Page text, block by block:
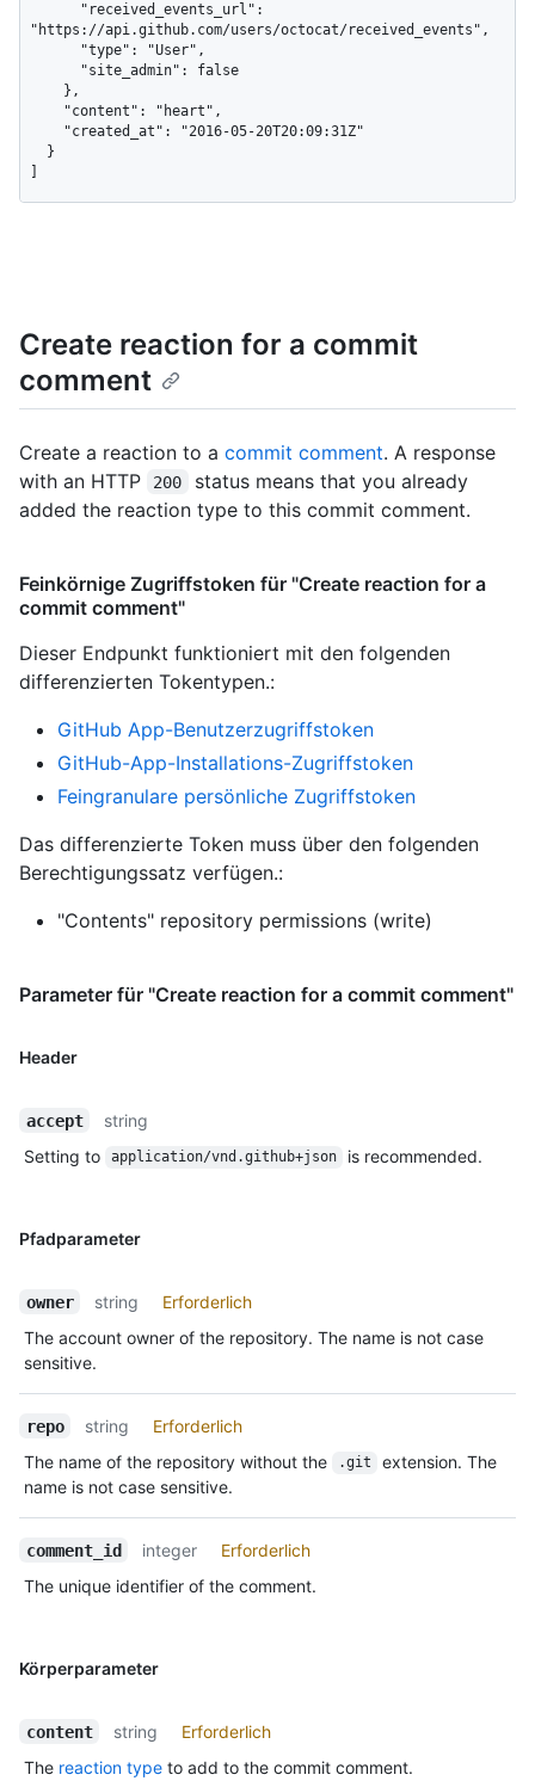
"https://api.github.com/users/octocat/received_events",
Create reaction for a commit
comment
Create a reaction to a commit comment. A response
with an HTTP
200
status means that you already
added the reaction type to this commit comment.
Feinkörnige Zugriffstoken für "Create reaction for a
commit comment"
Dieser Endpunkt funktioniert mit den folgenden
differenzierten Tokentypen.:
GitHub App-Benutzerzugriffstoken
GitHub-App-Installations-Zugriffstoken
Feingranulare persönliche Zugriffstoken
Das differenzierte Token muss über den folgenden
Berechtigungssatz verfügen.:
"Contents" repository permissions (write)
Parameter für "Create reaction for a commit comment"
Header
accept
string
Setting to
application/vnd.github+json is recommended.
Pfadparameter
owner string
Erforderlich
The account owner of the repository. The name is not case
sensitive.
repo string
Erforderlich
The name of the repository without the
.git
extension. The
name is not case sensitive.
comment_id integer
Erforderlich
The unique identifier of the comment.
Körperparameter
content string
Erforderlich
The reaction type to add to the commit comment.